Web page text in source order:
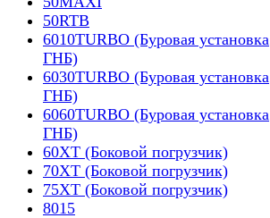
50RTB
6010TURBO (Буровая установка
ГНБ)
6030TURBO (Буровая установка
ГНБ)
6060TURBO (Буровая установка
ГНБ)
60XT (Боковой погрузчик)
70XT (Боковой погрузчик)
75XT (Боковой погрузчик)
8015